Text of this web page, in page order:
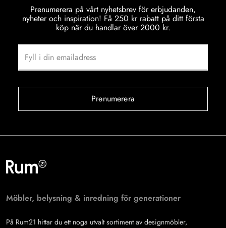
Prenumerera på vårt nyhetsbrev för erbjudanden,
nyheter och inspiration! Få 250 kr rabatt på ditt första
köp när du handlar över 2000 kr.
Prenumerera
Möbler, belysning & inredning för generationer
På Rum21 hittar du ett noga utvalt sortiment av designmöbler,